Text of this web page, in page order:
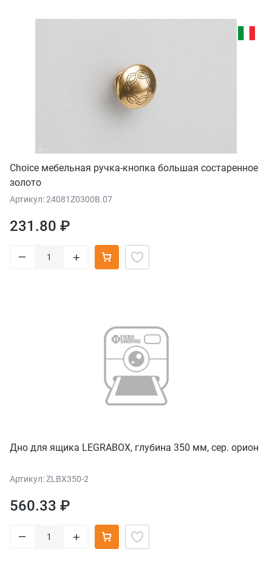
Choice мебельная ручка-кнопка большая состаренное
золото
Артикул: 24081Z0300B.07
231.80 ₽
– +
Дно для ящика LEGRABOX, глубина 350 мм, сер. орион
Артикул: ZLBX350-2
560.33 ₽
– +